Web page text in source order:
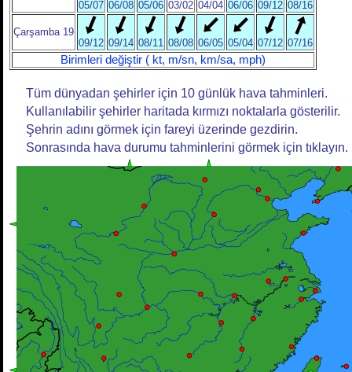
05/07 06/08 05/06 03/02 04/04 06/06 09/12 08/16
Çarşamba 19
09/12 09/14 08/11 08/08 06/05 05/04 07/12 07/16
Birimleri değiştir ( kt, m/sn, km/sa, mph)
Tüm dünyadan şehirler için 10 günlük hava tahminleri.
Kullanılabilir şehirler haritada kırmızı noktalarla gösterilir.
Şehrin adını görmek için fareyi üzerinde gezdirin.
Sonrasında hava durumu tahminlerini görmek için tıklayın.